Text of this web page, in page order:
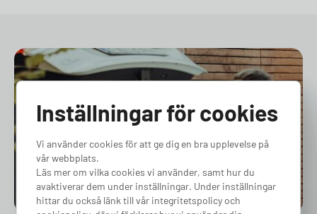
Inställningar för cookies
Vi använder cookies för att ge dig en bra upplevelse på
vår webbplats.
Läs mer om vilka cookies vi använder, samt hur du
avaktiverar dem under inställningar. Under inställningar
hittar du också länk till vår integritetspolicy och